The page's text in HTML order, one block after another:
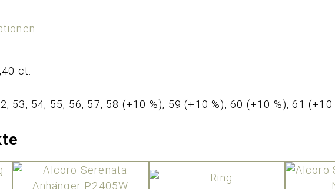
ct.
53, 54, 55, 56, 57, 58 (+10 %), 59 (+10 %), 60 (+10 %), 61